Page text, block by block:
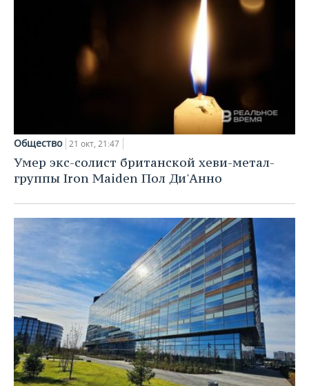
Общество 21 окт, 21:47
Умер экс-солист британской хеви-метал-
группы Iron Maiden Пол Ди'Анно